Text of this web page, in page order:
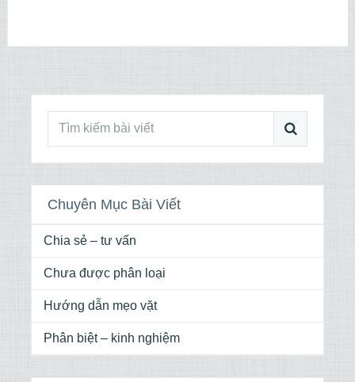
Chuyên Mục Bài Viết
Chia sẻ – tư vấn
Chưa được phân loại
Hướng dẫn mẹo vặt
Phân biệt – kinh nghiệm